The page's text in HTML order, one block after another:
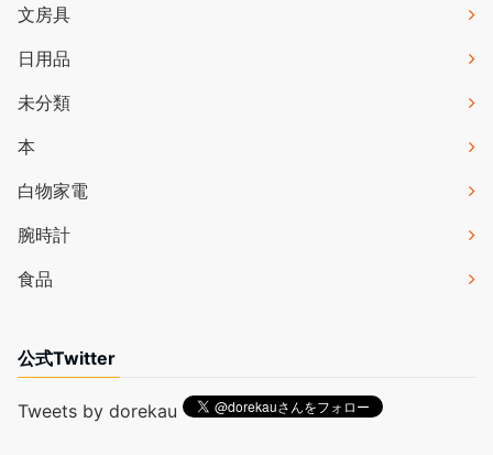
文房具
日用品
未分類
本
白物家電
腕時計
食品
公式Twitter
Tweets by dorekau